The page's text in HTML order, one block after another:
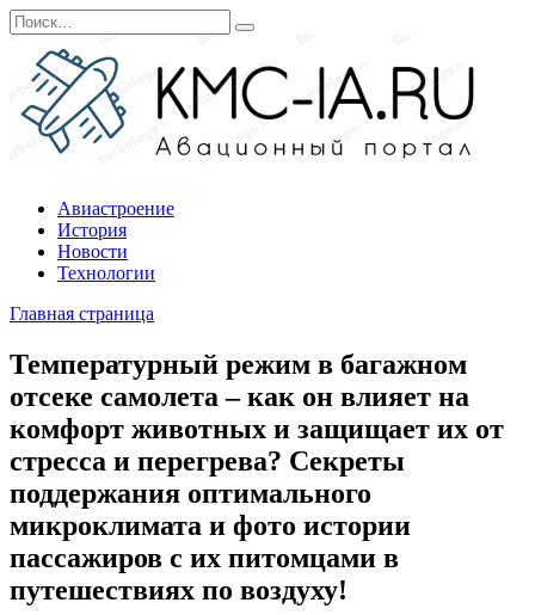
Перейти
к
содержанию
Search
for:
Авиастроение
История
Новости
Технологии
Главная страница
Температурный режим в багажном
отсеке самолета – как он влияет на
комфорт животных и защищает их от
стресса и перегрева? Секреты
поддержания оптимального
микроклимата и фото истории
пассажиров с их питомцами в
путешествиях по воздуху!